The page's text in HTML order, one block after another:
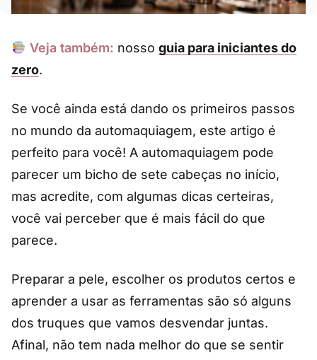
Veja também: nosso guia para iniciantes do
zero.
Se você ainda está dando os primeiros passos
no mundo da automaquiagem, este artigo é
perfeito para você! A automaquiagem pode
parecer um bicho de sete cabeças no início,
mas acredite, com algumas dicas certeiras,
você vai perceber que é mais fácil do que
parece.
Preparar a pele, escolher os produtos certos e
aprender a usar as ferramentas são só alguns
dos truques que vamos desvendar juntas.
Afinal, não tem nada melhor do que se sentir